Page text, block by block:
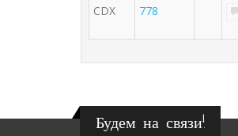
CDX 778
Будем на связи!